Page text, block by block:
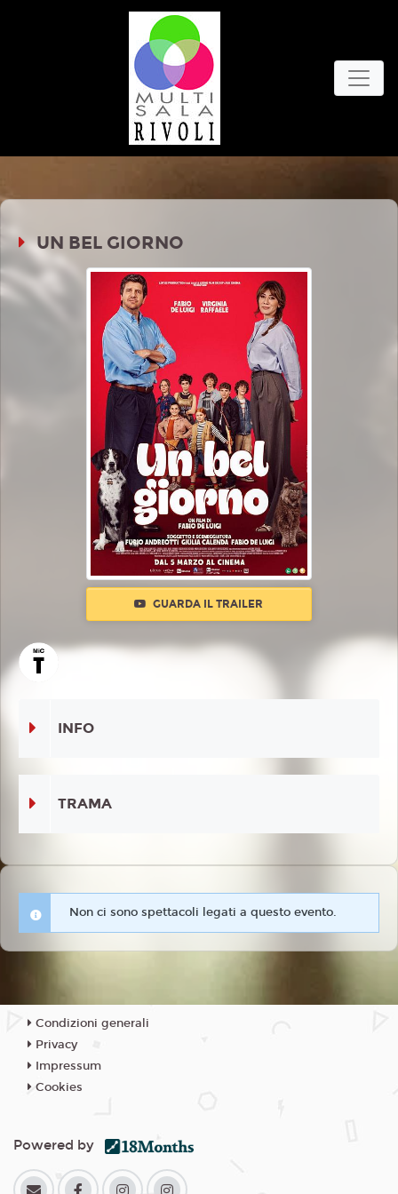
UN BEL GIORNO
GUARDA IL TRAILER
INFO
TRAMA
Non ci sono spettacoli legati a questo evento.
Condizioni generali
Privacy
Impressum
Cookies
Powered by